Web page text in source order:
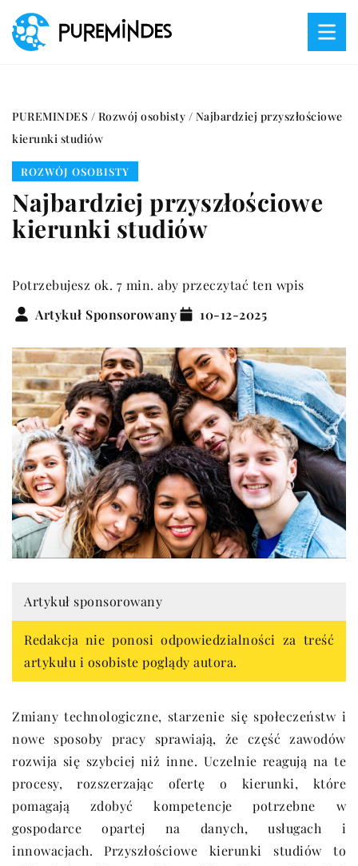
PUREMINDES / Rozwój osobisty / Najbardziej przyszłościowe
kierunki studiów
ROZWÓJ OSOBISTY
Najbardziej przyszłościowe
kierunki studiów
Potrzebujesz ok. 7 min. aby przeczytać ten wpis
Artykuł Sponsorowany
10-12-2025
Artykuł sponsorowany
Redakcja nie ponosi odpowiedzialności za treść
artykułu i osobiste poglądy autora.
Zmiany technologiczne, starzenie się społeczeństw i
nowe sposoby pracy sprawiają, że część zawodów
rozwija się szybciej niż inne. Uczelnie reagują na te
procesy, rozszerzając ofertę o kierunki, które
pomagają zdobyć kompetencje potrzebne w
gospodarce opartej na danych, usługach i
innowacjach. Przyszłościowe kierunki studiów to